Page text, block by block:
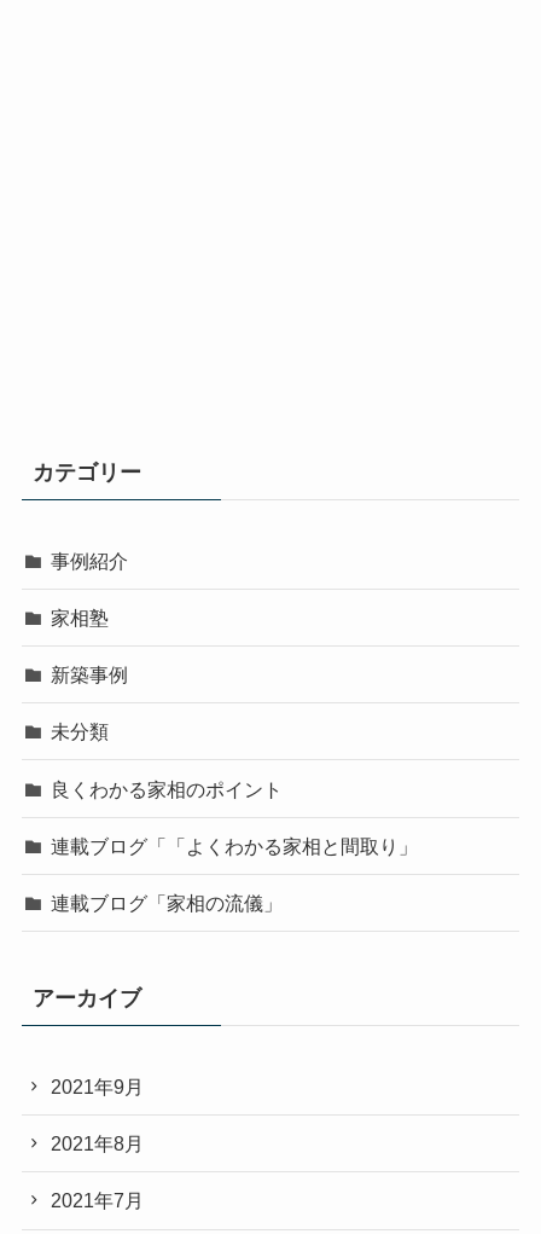
カテゴリー
事例紹介
家相塾
新築事例
未分類
良くわかる家相のポイント
連載ブログ「「よくわかる家相と間取り」
連載ブログ「家相の流儀」
アーカイブ
2021年9月
2021年8月
2021年7月